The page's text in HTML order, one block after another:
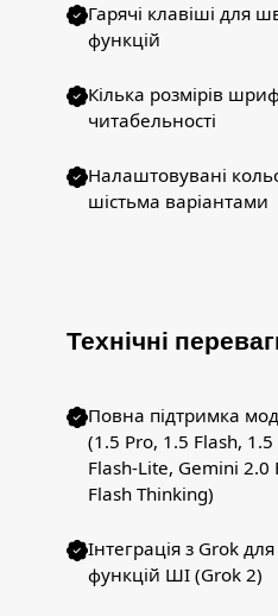
Гарячі клавіші для
функцій
Кілька розмірів
читабельності
Налаштовувані
шістьма варіантами
Технічні
Повна підтримка
(1.5 Pro, 1.5 Flash,
Flash-Lite, Gemini 2.0
Flash Thinking)
Інтеграція з Grok
функцій ШІ (Grok 2)